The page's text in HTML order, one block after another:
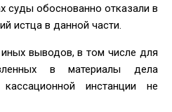
суды обоснованно отказали в
истца в данной части.
выводов, в том числе для
в материалы дела
инстанции не